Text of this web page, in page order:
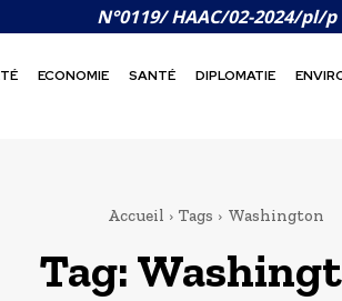
N°0119/ HAAC/02-2024/pl/p
ECONOMIE SANTÉ DIPLOMATIE
Accueil Tags Washington
Tag: